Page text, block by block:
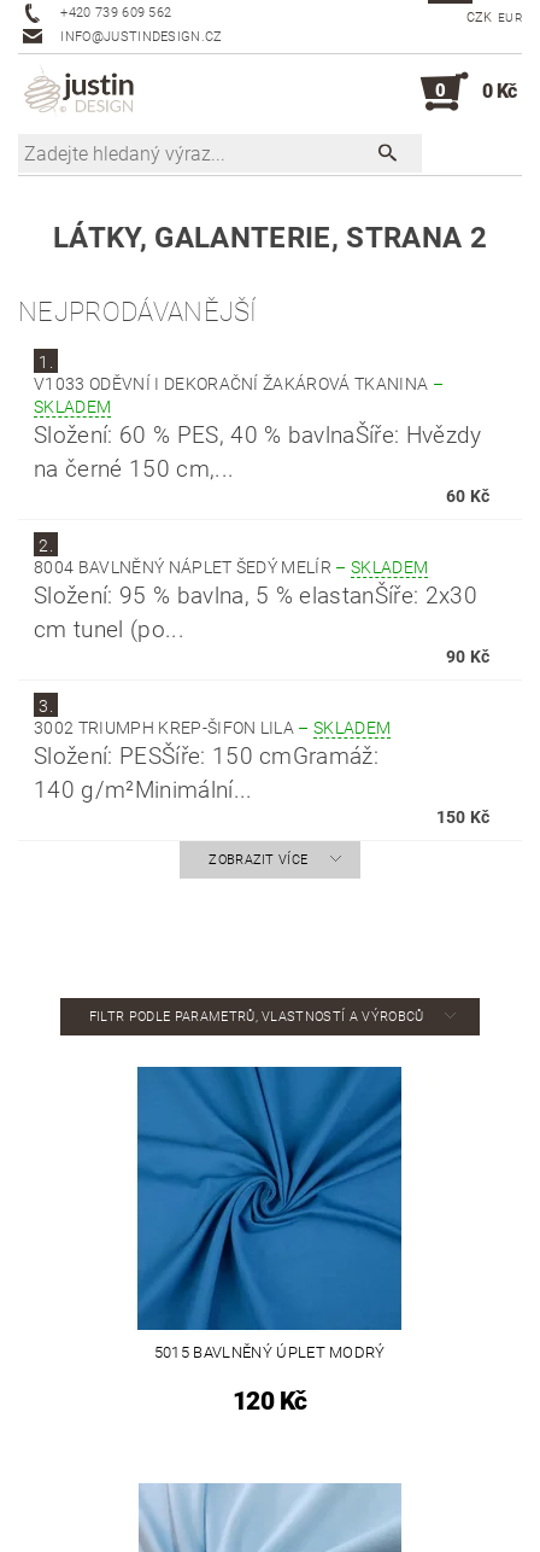
+420 739 609 562
INFO@JUSTINDESIGN.CZ
CZK EUR
0 0 Kč
LÁTKY, GALANTERIE, STRANA 2
NEJPRODÁVANĚJŠÍ
1.
V1033 ODĚVNÍ I DEKORAČNÍ ŽAKÁROVÁ TKANINA –
SKLADEM
Složení: 60 % PES, 40 % bavlnaŠíře: Hvězdy
na černé 150 cm,...
60 Kč
2.
8004 BAVLNĚNÝ NÁPLET ŠEDÝ MELÍR –SKLADEM
Složení: 95 % bavlna, 5 % elastanŠíře: 2x30
cm tunel (po...
90 Kč
3.
3002 TRIUMPH KREP-ŠIFON LILA –SKLADEM
Složení: PESŠíře: 150 cmGramáž:
140 g/m²Minimální...
150 Kč
ZOBRAZIT VÍCE
FILTR PODLE PARAMETRŮ, VLASTNOSTÍ A VÝROBCŮ
5015 BAVLNĚNÝ ÚPLET MODRÝ
120 Kč